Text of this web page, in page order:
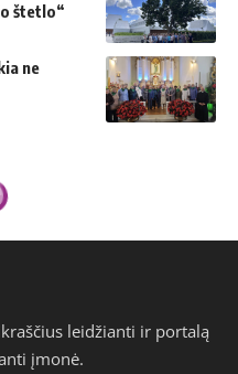
štetlo“
ne
leidžianti ir portalą
įmonė.